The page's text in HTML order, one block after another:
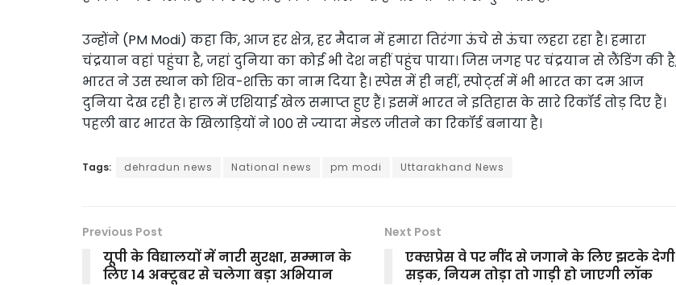
उन्होंने (PM Modi) कहा कि, आज हर क्षेत्र, हर मैदान में हमारा तिरंगा ऊंचे से ऊंचा लहरा रहा है। हमारा
चंद्रयान वहां पहुंचा है, जहां दुनिया का कोई भी देश नहीं पहुंच पाया। जिस जगह पर चंद्रयान से लैंडिंग की
भारत ने उस स्थान को शिव-शक्ति का नाम दिया है। स्पेस में ही नहीं, स्पोर्ट्स में भी भारत का दम आज
दुनिया देख रही है। हाल में एशियाई खेल समाप्त हुए हैं। इसमें भारत ने इतिहास के सारे रिकॉर्ड तोड़ दिए हैं।
पहली बार भारत के खिलाड़ियों ने 100 से ज्यादा मेडल जीतने का रिकॉर्ड बनाया है।
Tags: dehradun news National news pm modi Uttarakhand News
Previous Post
यूपी के विद्यालयों में नारी सुरक्षा, सम्मान के
लिए 14 अक्टूबर से चलेगा बड़ा अभियान
Next Post
एक्सप्रेस वे पर नींद से जगाने के लिए झटके देगी
सड़क, नियम तोड़ा तो गाड़ी हो जाएगी लॉक